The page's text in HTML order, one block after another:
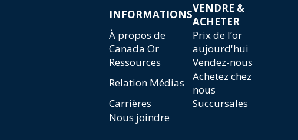
INFORMATIONSVENDRE &
ACHETER
À propos de
Canada Or
Prix de l’or
aujourd'hui
Ressources
Vendez-nous
Relation Médias
Achetez chez
nous
Carrières
Succursales
Nous joindre